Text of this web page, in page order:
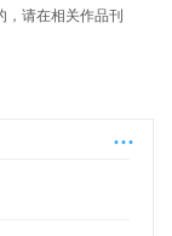
，请在相关作品刊
...